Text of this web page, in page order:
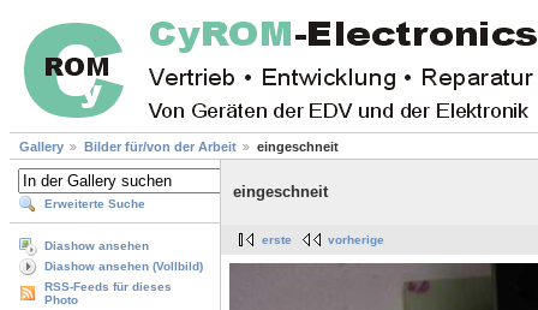
Gallery Bilder für/von der Arbeit eingeschneit
Erweiterte Suche
Diashow ansehen
Diashow ansehen (Vollbild)
RSS-Feeds für dieses
Photo
eingeschneit
erste vorherige